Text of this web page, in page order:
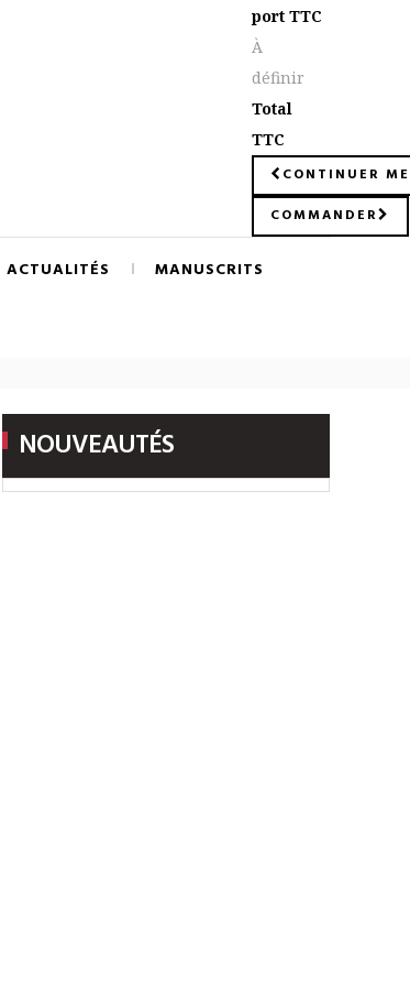
port TTC
À
définir
Total
TTC
CONTINUER
COMMANDER
ACTUALITÉS MANUSCRITS
NOUVEAUTÉS